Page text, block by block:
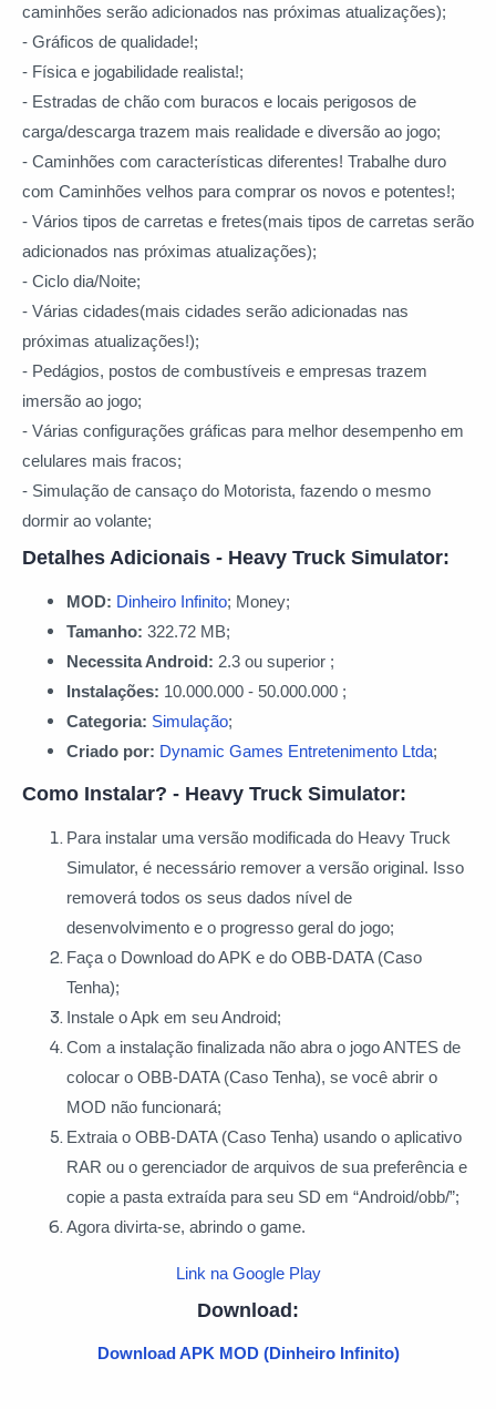
caminhões serão adicionados nas próximas atualizações);
- Gráficos de qualidade!;
- Física e jogabilidade realista!;
- Estradas de chão com buracos e locais perigosos de
carga/descarga trazem mais realidade e diversão ao jogo;
- Caminhões com características diferentes! Trabalhe duro
com Caminhões velhos para comprar os novos e potentes!;
- Vários tipos de carretas e fretes(mais tipos de carretas serão
adicionados nas próximas atualizações);
- Ciclo dia/Noite;
- Várias cidades(mais cidades serão adicionadas nas
próximas atualizações!);
- Pedágios, postos de combustíveis e empresas trazem
imersão ao jogo;
- Várias configurações gráficas para melhor desempenho em
celulares mais fracos;
- Simulação de cansaço do Motorista, fazendo o mesmo
dormir ao volante;
Detalhes Adicionais - Heavy Truck Simulator:
MOD: Dinheiro Infinito; Money;
Tamanho: 322.72 MB;
Necessita Android: 2.3 ou superior ;
Instalações: 10.000.000 - 50.000.000 ;
Categoria: Simulação;
Criado por: Dynamic Games Entretenimento Ltda;
Como Instalar? - Heavy Truck Simulator:
Para instalar uma versão modificada do Heavy Truck
Simulator, é necessário remover a versão original. Isso
removerá todos os seus dados nível de
desenvolvimento e o progresso geral do jogo;
Faça o Download do APK e do OBB-DATA (Caso
Tenha);
Instale o Apk em seu Android;
Com a instalação finalizada não abra o jogo ANTES de
colocar o OBB-DATA (Caso Tenha), se você abrir o
MOD não funcionará;
Extraia o OBB-DATA (Caso Tenha) usando o aplicativo
RAR ou o gerenciador de arquivos de sua preferência e
copie a pasta extraída para seu SD em “Android/obb/”;
Agora divirta-se, abrindo o game.
Link na Google Play
Download:
Download APK MOD (Dinheiro Infinito)